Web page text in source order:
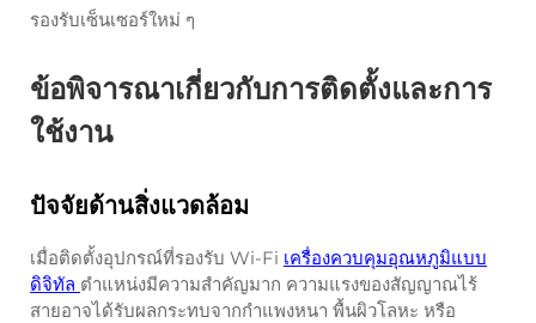
รองรับเซ็นเซอร์ใหม่ ๆ
ข้อพิจารณาเกี่ยวกับการติดตั้งและการ
ใช้งาน
ปัจจัยด้านสิ่งแวดล้อม
เมื่อติดตั้งอุปกรณ์ที่รองรับ Wi-Fi เครื่องควบคุมอุณหภูมิแบบ
ดิจิทัล ตำแหน่งมีความสำคัญมาก ความแรงของสัญญาณไร้
สายอาจได้รับผลกระทบจากกำแพงหนา พื้นผิวโลหะ หรือ